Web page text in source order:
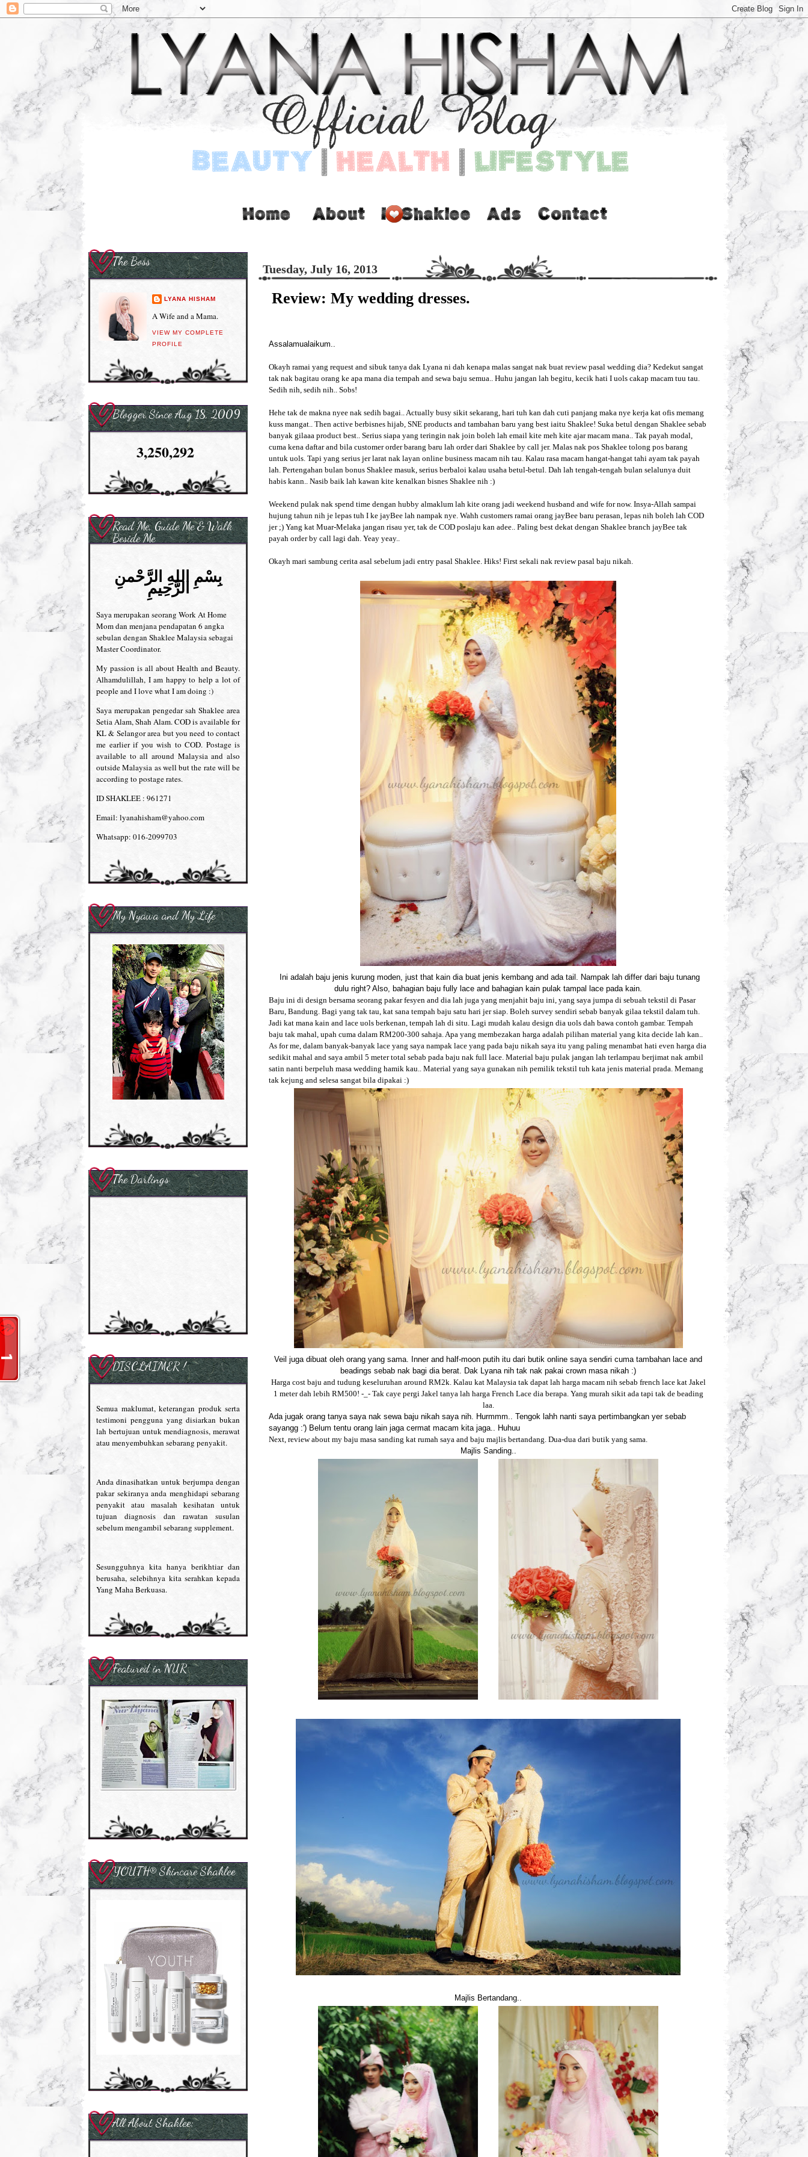
Tuesday, July 16, 2013
Review: My wedding dresses.
Assalamualaikum..
Okayh ramai yang request and sibuk tanya dak Lyana ni dah kenapa malas sangat nak buat review pasal wedding dia? Kedekut sangat
tak nak bagitau orang ke apa mana dia tempah and sewa baju semua.. Huhu jangan lah begitu, kecik hati I uols cakap macam tuu tau.
Sedih nih, sedih nih.. Sobs!
Hehe tak de makna nyee nak sedih bagai.. Actually busy sikit sekarang, hari tuh kan dah cuti panjang maka nye kerja kat ofis memang
kuss mangat.. Then active berbisnes hijab, SNE products and tambahan baru yang best iaitu Shaklee! Suka betul dengan Shaklee sebab
banyak gilaaa product best.. Serius siapa yang teringin nak join boleh lah email kite meh kite ajar macam mana.. Tak payah modal,
cuma kena daftar and bila customer order barang baru lah order dari Shaklee by call jer. Malas nak pos Shaklee tolong pos barang
untuk uols. Tapi yang serius jer larat nak layan online business macam nih tau. Kalau rasa macam hangat-hangat tahi ayam tak payah
lah. Pertengahan bulan bonus Shaklee masuk, serius berbaloi kalau usaha betul-betul. Dah lah tengah-tengah bulan selalunya duit
habis kann.. Nasib baik lah kawan kite kenalkan bisnes Shaklee nih :)
Weekend pulak nak spend time dengan hubby almaklum lah kite orang jadi weekend husband and wife for now. Insya-Allah sampai
hujung tahun nih je lepas tuh I ke jayBee lah nampak nye. Wahh customers ramai orang jayBee baru perasan, lepas nih boleh lah COD
jer ;) Yang kat Muar-Melaka jangan risau yer, tak de COD poslaju kan adee.. Paling best dekat dengan Shaklee branch jayBee tak
payah order by call lagi dah. Yeay yeay..
Okayh mari sambung cerita asal sebelum jadi entry pasal Shaklee. Hiks! First sekali nak review pasal baju nikah.
Ini adalah baju jenis kurung moden, just that kain dia buat jenis kembang and ada tail. Nampak lah differ dari baju tunang
dulu right? Also, bahagian baju fully lace and bahagian kain pulak tampal lace pada kain.
Baju ini di design bersama seorang pakar fesyen and dia lah juga yang menjahit baju ini, yang saya jumpa di sebuah tekstil di Pasar
Baru, Bandung. Bagi yang tak tau, kat sana tempah baju satu hari jer siap. Boleh survey sendiri sebab banyak gilaa tekstil dalam tuh.
Jadi kat mana kain and lace uols berkenan, tempah lah di situ. Lagi mudah kalau design dia uols dah bawa contoh gambar. Tempah
baju tak mahal, upah cuma dalam RM200-300 sahaja. Apa yang membezakan harga adalah pilihan material yang kita decide lah kan..
As for me, dalam banyak-banyak lace yang saya nampak lace yang pada baju nikah saya itu yang paling menambat hati even harga dia
sedikit mahal and saya ambil 5 meter total sebab pada baju nak full lace. Material baju pulak jangan lah terlampau berjimat nak ambil
satin nanti berpeluh masa wedding hamik kau.. Material yang saya gunakan nih pemilik tekstil tuh kata jenis material prada. Memang
tak kejung and selesa sangat bila dipakai :)
Veil juga dibuat oleh orang yang sama. Inner and half-moon putih itu dari butik online saya sendiri cuma tambahan lace and
beadings sebab nak bagi dia berat. Dak Lyana nih tak nak pakai crown masa nikah :)
Harga cost baju and tudung keseluruhan around RM2k. Kalau kat Malaysia tak dapat lah harga macam nih sebab french lace kat Jakel
1 meter dah lebih RM500! -_- Tak caye pergi Jakel tanya lah harga French Lace dia berapa. Yang murah sikit ada tapi tak de beading
laa.
Ada jugak orang tanya saya nak sewa baju nikah saya nih. Hurmmm.. Tengok lahh nanti saya pertimbangkan yer sebab
sayangg :') Belum tentu orang lain jaga cermat macam kita jaga.. Huhuu
Next, review about my baju masa sanding kat rumah saya and baju majlis bertandang. Dua-dua dari butik yang sama.
Majlis Sanding..
Majlis Bertandang..
The Boss
LYANA HISHAM
A Wife and a Mama.
VIEW MY COMPLETE
PROFILE
Blogger Since Aug 18, 2009
3,250,292
Read Me, Guide Me & Walk
Beside Me
بِسْمِ اللهِ الرَّحْمنِ
الرَّحِيمِ
Saya merupakan seorang Work At Home
Mom dan menjana pendapatan 6 angka
sebulan dengan Shaklee Malaysia sebagai
Master Coordinator.
My passion is all about Health and Beauty.
Alhamdulillah, I am happy to help a lot of
people and I love what I am doing :)
Saya merupakan pengedar sah Shaklee area
Setia Alam, Shah Alam. COD is available for
KL & Selangor area but you need to contact
me earlier if you wish to COD. Postage is
available to all around Malaysia and also
outside Malaysia as well but the rate will be
according to postage rates.
ID SHAKLEE : 961271
Email: lyanahisham@yahoo.com
Whatsapp: 016-2099703
My Nyawa and My Life
The Darlings
DISCLAIMER !
Semua maklumat, keterangan produk serta
testimoni pengguna yang disiarkan bukan
lah bertujuan untuk mendiagnosis, merawat
atau menyembuhkan sebarang penyakit.
Anda dinasihatkan untuk berjumpa dengan
pakar sekiranya anda menghidapi sebarang
penyakit atau masalah kesihatan untuk
tujuan diagnosis dan rawatan susulan
sebelum mengambil sebarang supplement.
Sesungguhnya kita hanya berikhtiar dan
berusaha, selebihnya kita serahkan kepada
Yang Maha Berkuasa.
Featured in NUR
YOUTH® Skincare Shaklee
All About Shaklee: